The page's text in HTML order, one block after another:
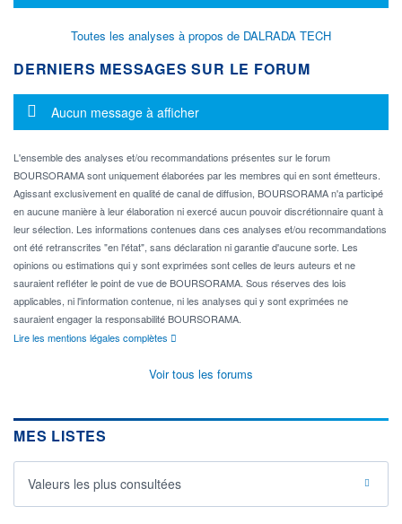
Toutes les analyses à propos de DALRADA TECH
DERNIERS MESSAGES SUR LE FORUM
Message d'information
Aucun message à afficher
L'ensemble des analyses et/ou recommandations présentes sur le forum
BOURSORAMA sont uniquement élaborées par les membres qui en sont émetteurs.
Agissant exclusivement en qualité de canal de diffusion, BOURSORAMA n'a participé
en aucune manière à leur élaboration ni exercé aucun pouvoir discrétionnaire quant à
leur sélection. Les informations contenues dans ces analyses et/ou recommandations
ont été retranscrites "en l'état", sans déclaration ni garantie d'aucune sorte. Les
opinions ou estimations qui y sont exprimées sont celles de leurs auteurs et ne
sauraient refléter le point de vue de BOURSORAMA. Sous réserves des lois
applicables, ni l'information contenue, ni les analyses qui y sont exprimées ne
sauraient engager la responsabilité BOURSORAMA.
Lire les mentions légales complètes
Voir tous les forums
MES LISTES
Valeurs les plus consultées